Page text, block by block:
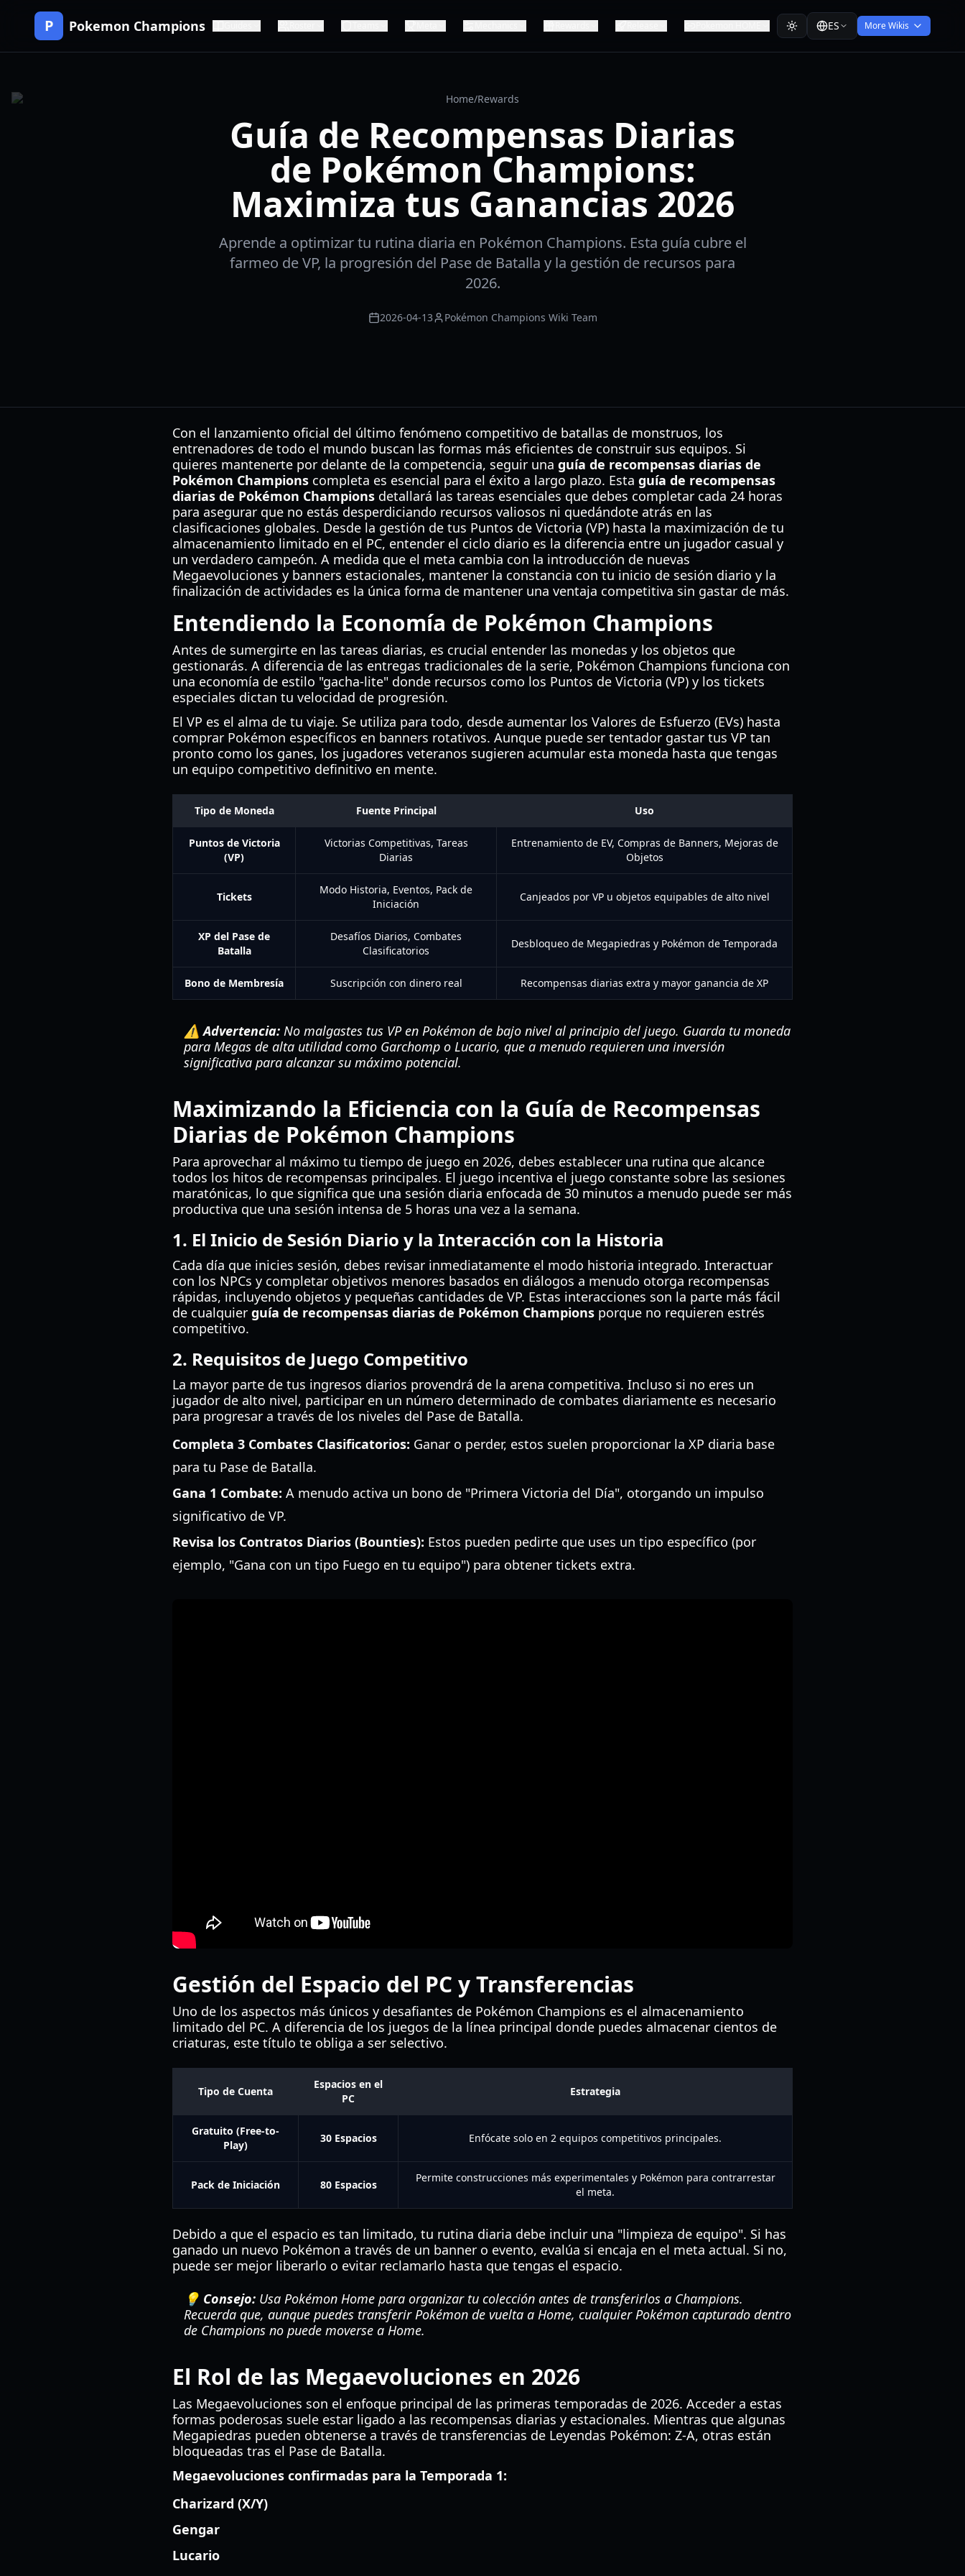
P Pokemon Champions ES More Wikis
Home/Rewards
Guía de Recompensas Diarias
de Pokémon Champions:
Maximiza tus Ganancias 2026
Aprende a optimizar tu rutina diaria en Pokémon Champions. Esta guía cubre el
farmeo de VP, la progresión del Pase de Batalla y la gestión de recursos para
2026.
2026-04-13 Pokémon Champions Wiki Team
Con el lanzamiento oficial del último fenómeno competitivo de batallas de monstruos, los
entrenadores de todo el mundo buscan las formas más eficientes de construir sus equipos. Si
quieres mantenerte por delante de la competencia, seguir una guía de recompensas diarias de
Pokémon Champions completa es esencial para el éxito a largo plazo. Esta guía de recompensas
diarias de Pokémon Champions detallará las tareas esenciales que debes completar cada 24 horas
para asegurar que no estás desperdiciando recursos valiosos ni quedándote atrás en las
clasificaciones globales. Desde la gestión de tus Puntos de Victoria (VP) hasta la maximización de tu
almacenamiento limitado en el PC, entender el ciclo diario es la diferencia entre un jugador casual y
un verdadero campeón. A medida que el meta cambia con la introducción de nuevas
Megaevoluciones y banners estacionales, mantener la constancia con tu inicio de sesión diario y la
finalización de actividades es la única forma de mantener una ventaja competitiva sin gastar de más.
Entendiendo la Economía de Pokémon Champions
Antes de sumergirte en las tareas diarias, es crucial entender las monedas y los objetos que
gestionarás. A diferencia de las entregas tradicionales de la serie, Pokémon Champions funciona con
una economía de estilo "gacha-lite" donde recursos como los Puntos de Victoria (VP) y los tickets
especiales dictan tu velocidad de progresión.
El VP es el alma de tu viaje. Se utiliza para todo, desde aumentar los Valores de Esfuerzo (EVs) hasta
comprar Pokémon específicos en banners rotativos. Aunque puede ser tentador gastar tus VP tan
pronto como los ganes, los jugadores veteranos sugieren acumular esta moneda hasta que tengas
un equipo competitivo definitivo en mente.
Tipo de Moneda Fuente Principal Uso
Puntos de Victoria
(VP)
Victorias Competitivas, Tareas
Diarias
Entrenamiento de EV, Compras de Banners, Mejoras de
Objetos
Tickets
Modo Historia, Eventos, Pack de
Iniciación
Canjeados por VP u objetos equipables de alto nivel
XP del Pase de
Batalla
Desafíos Diarios, Combates
Clasificatorios
Desbloqueo de Megapiedras y Pokémon de Temporada
Bono de Membresía Suscripción con dinero real Recompensas diarias extra y mayor ganancia de XP
⚠️ Advertencia: No malgastes tus VP en Pokémon de bajo nivel al principio del juego. Guarda tu moneda
para Megas de alta utilidad como Garchomp o Lucario, que a menudo requieren una inversión
significativa para alcanzar su máximo potencial.
Maximizando la Eficiencia con la Guía de Recompensas
Diarias de Pokémon Champions
Para aprovechar al máximo tu tiempo de juego en 2026, debes establecer una rutina que alcance
todos los hitos de recompensas principales. El juego incentiva el juego constante sobre las sesiones
maratónicas, lo que significa que una sesión diaria enfocada de 30 minutos a menudo puede ser más
productiva que una sesión intensa de 5 horas una vez a la semana.
1. El Inicio de Sesión Diario y la Interacción con la Historia
Cada día que inicies sesión, debes revisar inmediatamente el modo historia integrado. Interactuar
con los NPCs y completar objetivos menores basados en diálogos a menudo otorga recompensas
rápidas, incluyendo objetos y pequeñas cantidades de VP. Estas interacciones son la parte más fácil
de cualquier guía de recompensas diarias de Pokémon Champions porque no requieren estrés
competitivo.
2. Requisitos de Juego Competitivo
La mayor parte de tus ingresos diarios provendrá de la arena competitiva. Incluso si no eres un
jugador de alto nivel, participar en un número determinado de combates diariamente es necesario
para progresar a través de los niveles del Pase de Batalla.
Completa 3 Combates Clasificatorios: Ganar o perder, estos suelen proporcionar la XP diaria base
para tu Pase de Batalla.
Gana 1 Combate: A menudo activa un bono de "Primera Victoria del Día", otorgando un impulso
significativo de VP.
Revisa los Contratos Diarios (Bounties): Estos pueden pedirte que uses un tipo específico (por
ejemplo, "Gana con un tipo Fuego en tu equipo") para obtener tickets extra.
Gestión del Espacio del PC y Transferencias
Uno de los aspectos más únicos y desafiantes de Pokémon Champions es el almacenamiento
limitado del PC. A diferencia de los juegos de la línea principal donde puedes almacenar cientos de
criaturas, este título te obliga a ser selectivo.
Tipo de Cuenta
Espacios en el
PC
Estrategia
Gratuito (Free-to-
Play)
30 Espacios Enfócate solo en 2 equipos competitivos principales.
Pack de Iniciación 80 Espacios
Permite construcciones más experimentales y Pokémon para contrarrestar
el meta.
Debido a que el espacio es tan limitado, tu rutina diaria debe incluir una "limpieza de equipo". Si has
ganado un nuevo Pokémon a través de un banner o evento, evalúa si encaja en el meta actual. Si no,
puede ser mejor liberarlo o evitar reclamarlo hasta que tengas el espacio.
💡 Consejo: Usa Pokémon Home para organizar tu colección antes de transferirlos a Champions.
Recuerda que, aunque puedes transferir Pokémon de vuelta a Home, cualquier Pokémon capturado dentro
de Champions no puede moverse a Home.
El Rol de las Megaevoluciones en 2026
Las Megaevoluciones son el enfoque principal de las primeras temporadas de 2026. Acceder a estas
formas poderosas suele estar ligado a las recompensas diarias y estacionales. Mientras que algunas
Megapiedras pueden obtenerse a través de transferencias de Leyendas Pokémon: Z-A, otras están
bloqueadas tras el Pase de Batalla.
Megaevoluciones confirmadas para la Temporada 1:
Charizard (X/Y)
Gengar
Lucario